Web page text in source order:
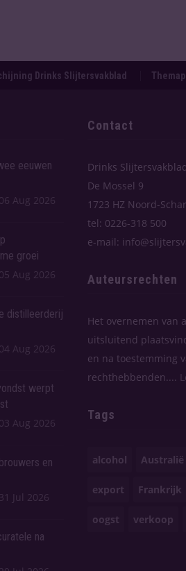
Drinks Slijtersvakblad
eeuwen
06 Aug 2026
groei
05 Aug 2026
distilleerderij
04 Aug 2026
werpt
03 Aug 2026
en
31 Jul 2026
na
Contact
Drinks Slijtersvakblad
De Mossel 9
1723 HZ Noord-
tel: 0226-318 500
e-mail:
Auteursrechten
Het overnemen van
uitsluitend
en na toestemming
rechthebbenden....
Tags
alcohol Australië
export Frankrijk
oogst verkoop